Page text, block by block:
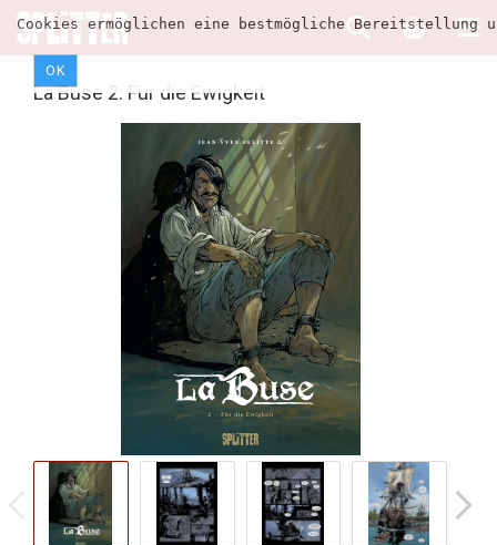
Cookies ermöglichen eine bestmögliche
OK
La Buse 2: Für die Ewigkeit